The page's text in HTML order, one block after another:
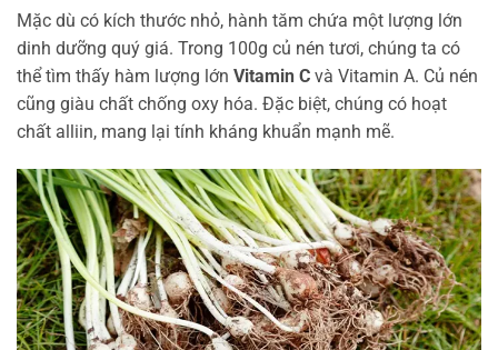
Mặc dù có kích thước nhỏ, hành tăm chứa một lượng lớn
dinh dưỡng quý giá. Trong 100g củ nén tươi, chúng ta có
thể tìm thấy hàm lượng lớn Vitamin C và Vitamin A. Củ nén
cũng giàu chất chống oxy hóa. Đặc biệt, chúng có hoạt
chất alliin, mang lại tính kháng khuẩn mạnh mẽ.